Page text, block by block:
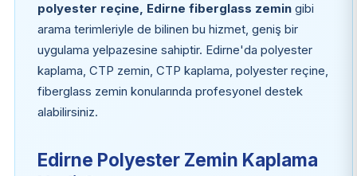
polyester reçine, Edirne fiberglass zemingibi
arama terimleriyle de bilinen bu hizmet, geniş bir
uygulama yelpazesine sahiptir. Edirne'da polyester
kaplama, CTP zemin, CTP kaplama, polyester reçine,
fiberglass zemin konularında profesyonel destek
alabilirsiniz.
Edirne Polyester Zemin Kaplama